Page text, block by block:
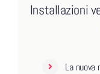
Installazioni
La nuova